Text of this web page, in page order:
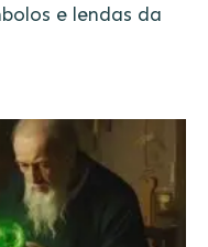
e lendas da